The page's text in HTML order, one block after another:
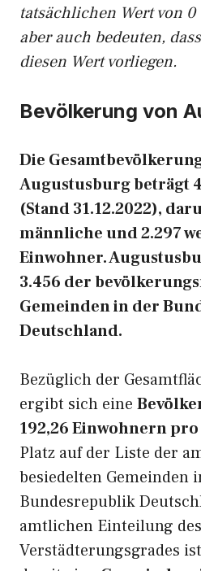
tatsächlichen Wert von
aber auch bedeuten,
diesen Wert vorliegen.
Bevölkerung von
Die
Augustusburg beträgt
(Stand 31.12.2022),
männliche und 2.297
Einwohner.
3.456 der
Gemeinden in der
Deutschland.
Bezüglich der
ergibt sich eine
192,26 Einwohnern pro
Platz auf der Liste der
besiedelten Gemeinden
Bundesrepublik
amtlichen Einteilung des
Verstädterungsgrades